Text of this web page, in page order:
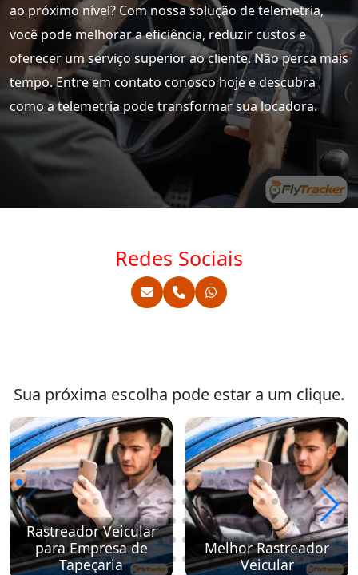
ao próximo nível? Com nossa solução de telemetria,
você pode melhorar a eficiência, reduzir custos e
oferecer um serviço superior ao cliente. Não perca mais
tempo. Entre em contato conosco hoje e descubra
como a telemetria pode transformar sua locadora.
Redes Sociais
Sua próxima escolha pode estar a um clique.
Rastreador Veicular
para Empresa de
Tapeçaria
Melhor Rastreador
Veicular